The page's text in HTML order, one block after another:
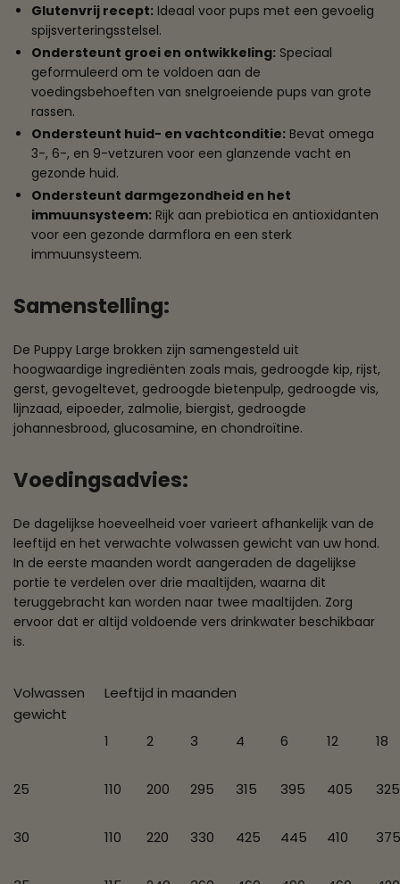
Glutenvrij recept: Ideaal voor pups met een gevoelig
spijsverteringsstelsel.
Ondersteunt groei en ontwikkeling: Speciaal
geformuleerd om te voldoen aan de
voedingsbehoeften van snelgroeiende pups van grote
rassen.
Ondersteunt huid- en vachtconditie: Bevat omega
3-, 6-, en 9-vetzuren voor een glanzende vacht en
gezonde huid.
Ondersteunt darmgezondheid en het
immuunsysteem: Rijk aan prebiotica en antioxidanten
voor een gezonde darmflora en een sterk
immuunsysteem.
Samenstelling:
De Puppy Large brokken zijn samengesteld uit
hoogwaardige ingrediënten zoals mais, gedroogde kip, rijst,
gerst, gevogeltevet, gedroogde bietenpulp, gedroogde vis,
lijnzaad, eipoeder, zalmolie, biergist, gedroogde
johannesbrood, glucosamine, en chondroïtine.
Voedingsadvies:
De dagelijkse hoeveelheid voer varieert afhankelijk van de
leeftijd en het verwachte volwassen gewicht van uw hond.
In de eerste maanden wordt aangeraden de dagelijkse
portie te verdelen over drie maaltijden, waarna dit
teruggebracht kan worden naar twee maaltijden. Zorg
ervoor dat er altijd voldoende vers drinkwater beschikbaar
is.
Volwassen
gewicht
Leeftijd in maanden
1 2 3 4 6 12 18
25 110 200 295 315 395 405 325
30 110 220 330 425 445 410 375